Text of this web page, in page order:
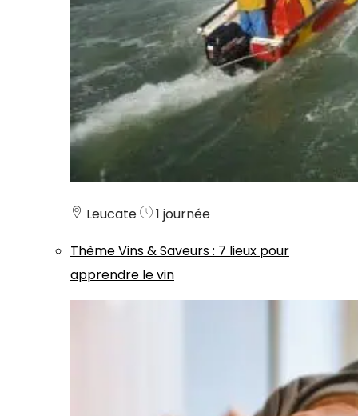
Leucate
1 journée
ThèmeVins & Saveurs: 7 lieux pour
apprendre le vin